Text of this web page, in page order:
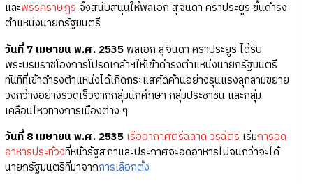
และพรรคราษฎร จึงสนับสนุนให้พลเอก สุจินดา คราประยูร ขึ้นดำรง
ตำแหน่งนายกรัฐมนตรี
วันที่ 7 เมษายน พ.ศ. 2535 พลเอก สุจินดา คราประยูร ได้รับ
พระบรมราชโองการโปรดเกล้าฯให้เข้าดำรงตำแหน่งนายกรัฐมนตรี
ทันทีที่เข้าดำรงตำแหน่งได้เกิดกระแสคัดค้านอย่างรุนแรงลุกลามขยาย
วงกว้างอย่างรวดเร็วจากกลุ่มนักศึกษา กลุ่มประชาชน และกลุ่ม
เคลื่อนไหวทางการเมืองต่าง ๆ
วันที่ 8 เมษายน พ.ศ. 2535 เรืออากาศตรีฉลาด วรฉัตร เริ่มการอด
อาหารประท้วงที่หน้ารัฐสภาและประกาศจะอดอาหารไปจนกว่าจะได้
นายกรัฐมนตรีที่มาจากการเลือกตั้ง